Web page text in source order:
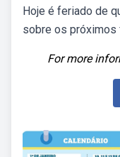
Hoje é feriado de
sobre os próximos
For more